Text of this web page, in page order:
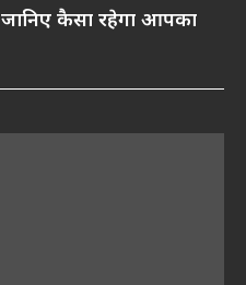
कैसा रहेगा आपका